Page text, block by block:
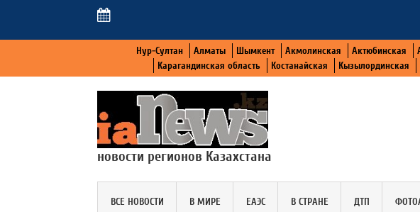
Нур-Султан Алматы Шымкент Акмолинская Актюбинская
Карагандинская область
Костанайская Кызылординская
новости регионов Казахстана
ВСЕ НОВОСТИ В МИРЕ ЕАЭС В СТРАНЕ ДТП